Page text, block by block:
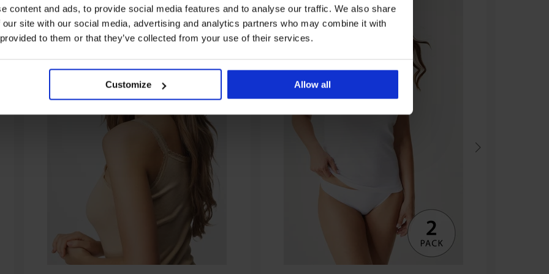
content and ads, to provide social media features and to analyse our traffic. We also share
site with our social media, advertising and analytics partners who may combine it with
to them or that they’ve collected from your use of their services.
Customize Allow all